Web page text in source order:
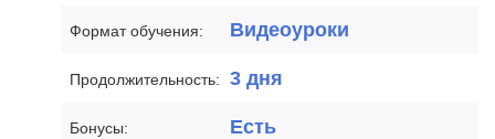
Формат обучения: Видеоуроки
Продолжительность: 3 дня
Бонусы: Есть